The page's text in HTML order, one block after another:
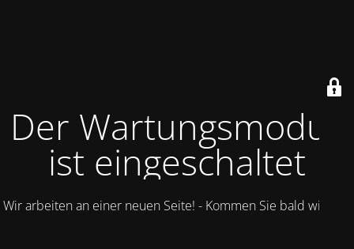
Der Wartungsmodus
ist eingeschaltet
Wir arbeiten an einer neuen Seite! - Kommen Sie bald wieder.